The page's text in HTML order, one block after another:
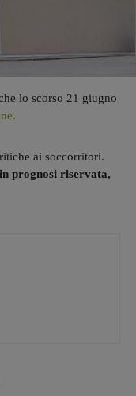
lo scorso 21 giugno
ai soccorritori.
prognosi riservata,